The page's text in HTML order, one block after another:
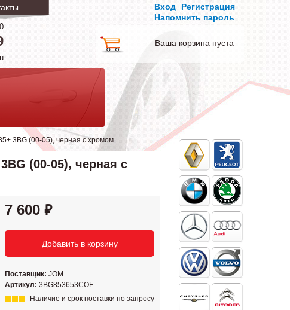
Вход
Регистрация
Напомнить пароль
Ваша корзина пуста
3BG (00-05), черная с хромом
(00-05), черная с
7 600
Поставщик: JOM
Артикул: 3BG853653COE
Наличие и срок поставки по запросу